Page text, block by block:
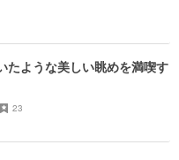
たような美しい眺めを満喫す
23